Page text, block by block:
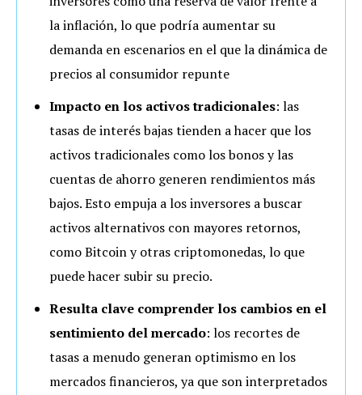
la inflación, lo que podría aumentar su
demanda en escenarios en el que la dinámica de
precios al consumidor repunte
Impacto en los activos tradicionales: las
tasas de interés bajas tienden a hacer que los
activos tradicionales como los bonos y las
cuentas de ahorro generen rendimientos más
bajos. Esto empuja a los inversores a buscar
activos alternativos con mayores retornos,
como Bitcoin y otras criptomonedas, lo que
puede hacer subir su precio.
Resulta clave comprender los cambios en el
sentimiento del mercado: los recortes de
tasas a menudo generan optimismo en los
mercados financieros, ya que son interpretados